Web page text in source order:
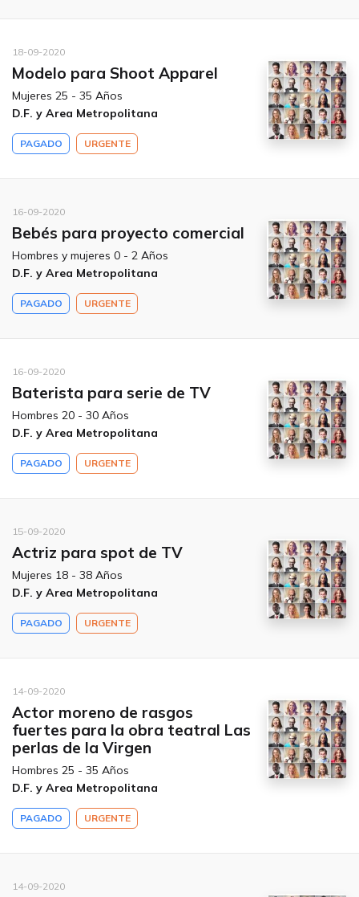
18-09-2020
Modelo para Shoot Apparel
Mujeres 25 - 35 Años
D.F. y Area Metropolitana
PAGADO URGENTE
16-09-2020
Bebés para proyecto comercial
Hombres y mujeres 0 - 2 Años
D.F. y Area Metropolitana
PAGADO URGENTE
16-09-2020
Baterista para serie de TV
Hombres 20 - 30 Años
D.F. y Area Metropolitana
PAGADO URGENTE
15-09-2020
Actriz para spot de TV
Mujeres 18 - 38 Años
D.F. y Area Metropolitana
PAGADO URGENTE
14-09-2020
Actor moreno de rasgos
fuertes para la obra teatral Las
perlas de la Virgen
Hombres 25 - 35 Años
D.F. y Area Metropolitana
PAGADO URGENTE
14-09-2020